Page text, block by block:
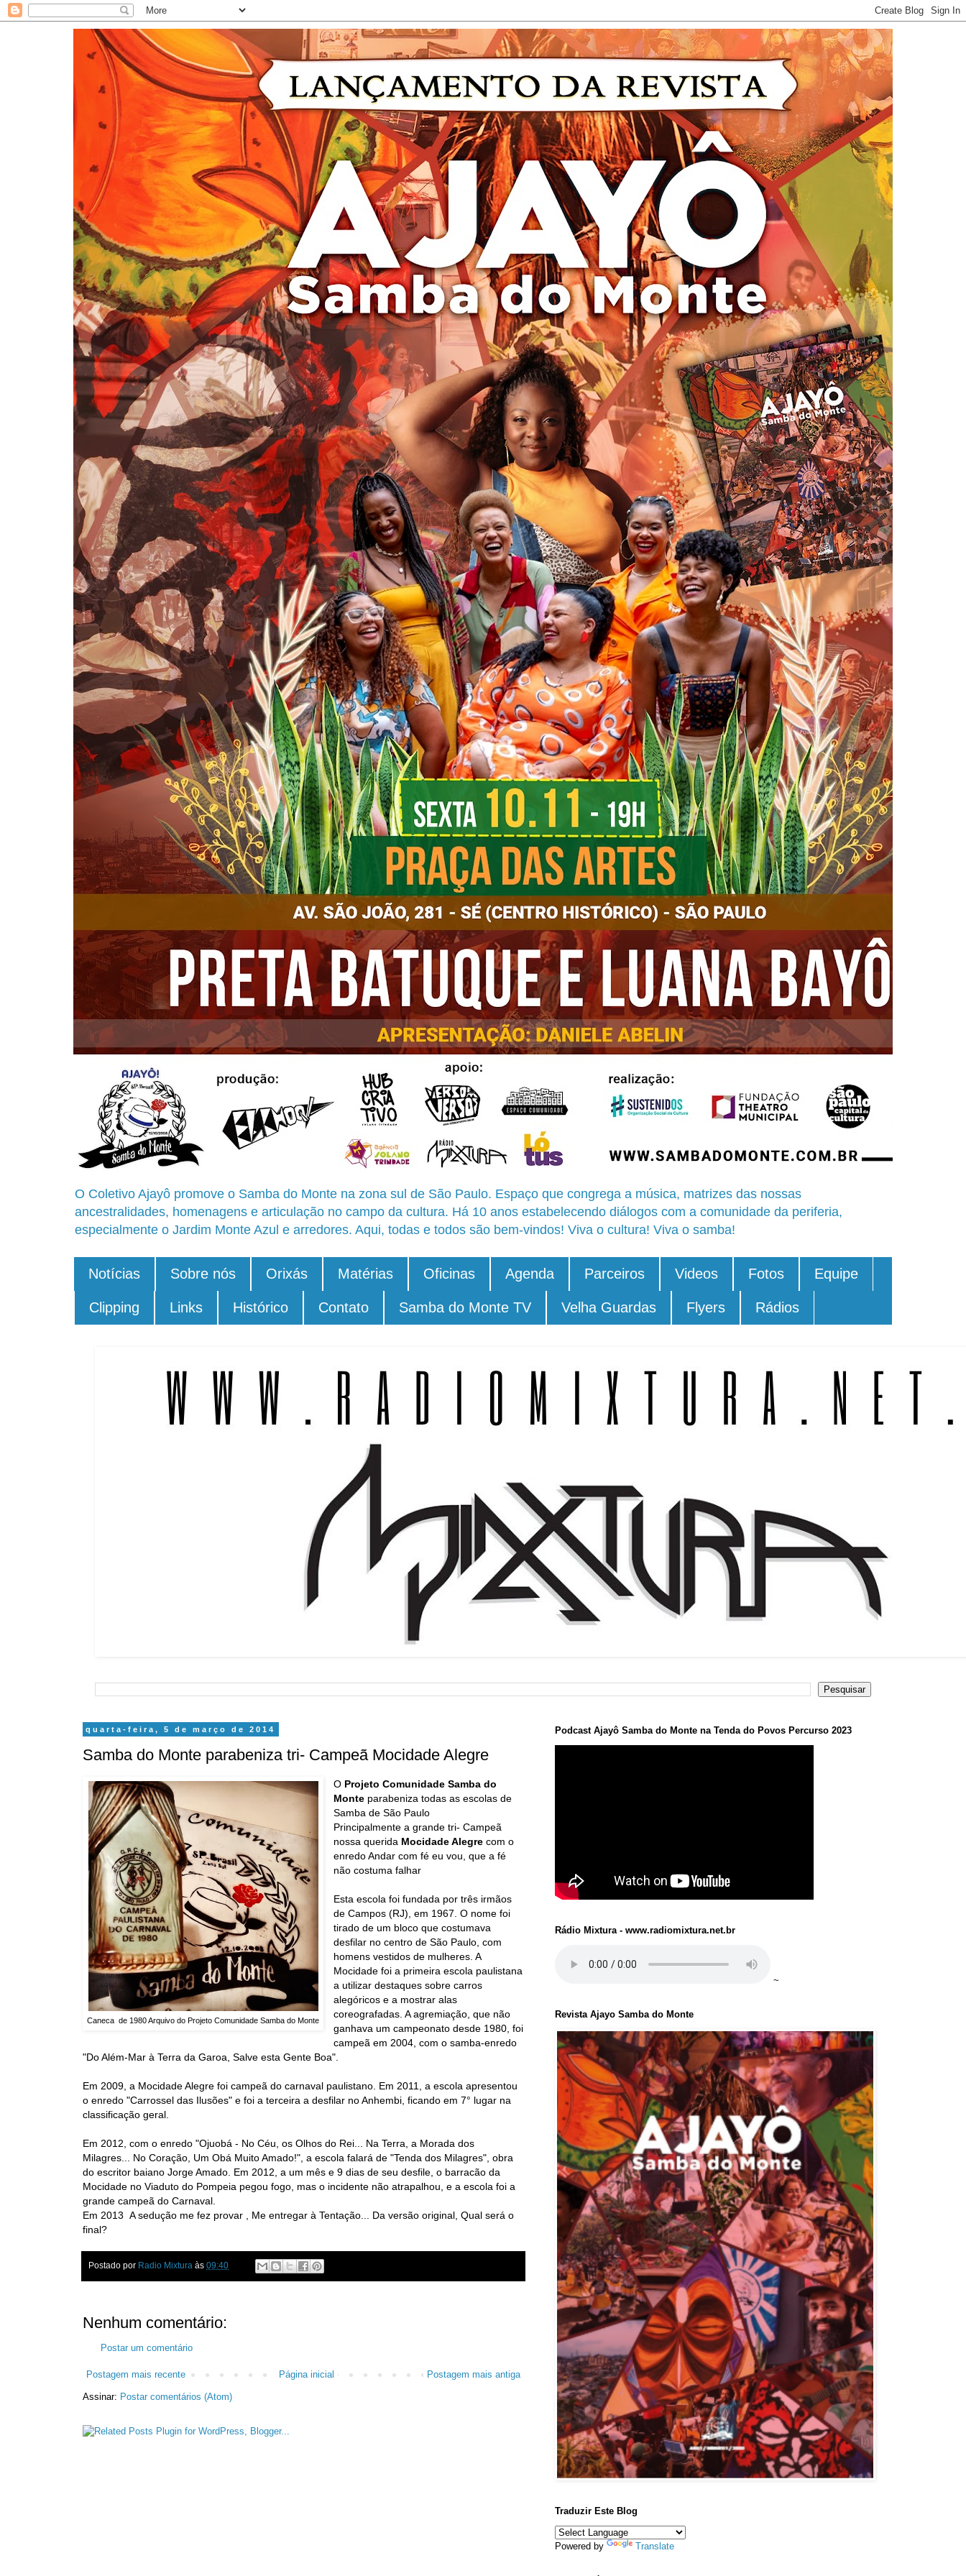
O Coletivo Ajayô promove o Samba do Monte na zona sul de São Paulo. Espaço que congrega a música, matrizes das nossas
ancestralidades, homenagens e articulação no campo da cultura. Há 10 anos estabelecendo diálogos com a comunidade da periferia,
especialmente o Jardim Monte Azul e arredores. Aqui, todas e todos são bem-vindos! Viva o cultura! Viva o samba!
Notícias Sobre nós Orixás Matérias Oficinas Agenda Parceiros Videos Fotos Equipe
Clipping Links Histórico Contato Samba do Monte TV Velha Guardas Flyers Rádios
quarta-feira, 5 de março de 2014
Samba do Monte parabeniza tri- Campeã Mocidade Alegre
Caneca de 1980 Arquivo do Projeto Comunidade Samba do Monte
O Projeto Comunidade Samba do
Monte parabeniza todas as escolas de
Samba de São Paulo
Principalmente a grande tri- Campeã
nossa querida Mocidade Alegre com o
enredo Andar com fé eu vou, que a fé
não costuma falhar
Esta escola foi fundada por três irmãos
de Campos (RJ), em 1967. O nome foi
tirado de um bloco que costumava
desfilar no centro de São Paulo, com
homens vestidos de mulheres. A
Mocidade foi a primeira escola paulistana
a utilizar destaques sobre carros
alegóricos e a mostrar alas
coreografadas. A agremiação, que não
ganhava um campeonato desde 1980, foi
campeã em 2004, com o samba-enredo
"Do Além-Mar à Terra da Garoa, Salve esta Gente Boa".
Em 2009, a Mocidade Alegre foi campeã do carnaval paulistano. Em 2011, a escola apresentou
o enredo "Carrossel das Ilusões" e foi a terceira a desfilar no Anhembi, ficando em 7° lugar na
classificação geral.
Em 2012, com o enredo "Ojuobá - No Céu, os Olhos do Rei... Na Terra, a Morada dos
Milagres... No Coração, Um Obá Muito Amado!", a escola falará de "Tenda dos Milagres", obra
do escritor baiano Jorge Amado. Em 2012, a um mês e 9 dias de seu desfile, o barracão da
Mocidade no Viaduto do Pompeia pegou fogo, mas o incidente não atrapalhou, e a escola foi a
grande campeã do Carnaval.
Em 2013 A sedução me fez provar , Me entregar à Tentação... Da versão original, Qual será o
final?
Postado por Radio Mixtura às 09:40
Nenhum comentário:
Postar um comentário
Postagem mais recente Postagem mais antiga
Página inicial
Assinar: Postar comentários (Atom)
Podcast Ajayô Samba do Monte na Tenda do Povos Percurso 2023
Rádio Mixtura - www.radiomixtura.net.br
~
Revista Ajayo Samba do Monte
Traduzir Este Blog
Powered by Translate